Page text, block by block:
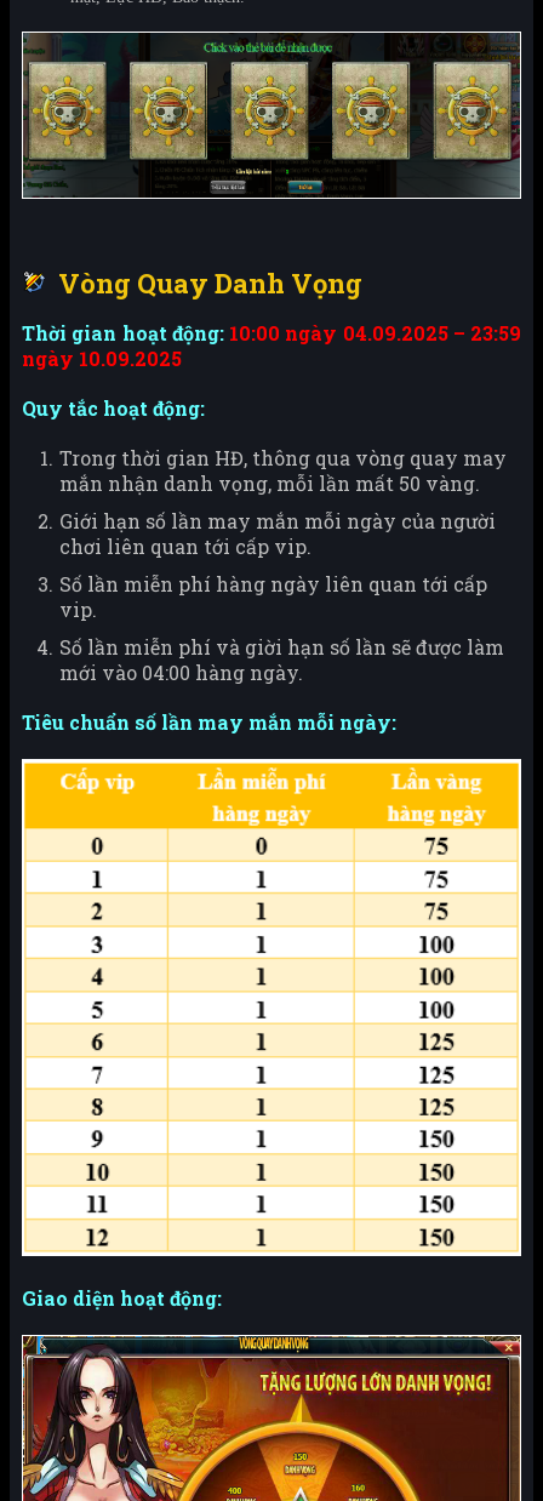
Vòng Quay Danh Vọng
Thời gian hoạt động: 10:00 ngày 04.09.2025 – 23:59
ngày 10.09.2025
Quy tắc hoạt động:
Trong thời gian HĐ, thông qua vòng quay may
mắn nhận danh vọng, mỗi lần mất 50 vàng.
Giới hạn số lần may mắn mỗi ngày của người
chơi liên quan tới cấp vip.
Số lần miễn phí hàng ngày liên quan tới cấp
vip.
Số lần miễn phí và giời hạn số lần sẽ được làm
mới vào 04:00 hàng ngày.
Tiêu chuẩn số lần may mắn mỗi ngày:
Giao diện hoạt động: